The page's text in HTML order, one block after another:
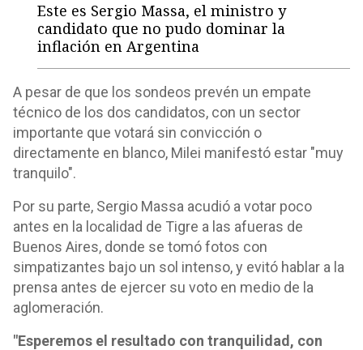
Este es Sergio Massa, el ministro y
candidato que no pudo dominar la
inflación en Argentina
A pesar de que los sondeos prevén un empate
técnico de los dos candidatos, con un sector
importante que votará sin convicción o
directamente en blanco, Milei manifestó estar "muy
tranquilo".
Por su parte, Sergio Massa acudió a votar poco
antes en la localidad de Tigre a las afueras de
Buenos Aires, donde se tomó fotos con
simpatizantes bajo un sol intenso, y evitó hablar a la
prensa antes de ejercer su voto en medio de la
aglomeración.
"Esperemos el resultado con tranquilidad, con